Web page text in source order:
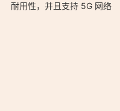
耐用性，并且支持 5G 网络